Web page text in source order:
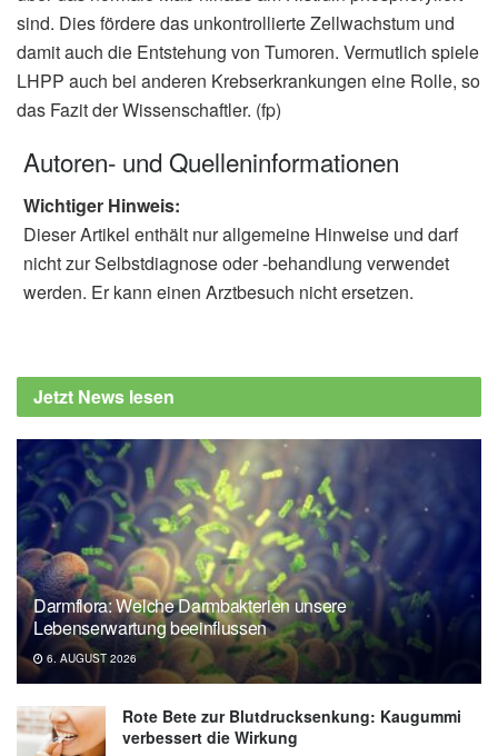
sind. Dies fördere das unkontrollierte Zellwachstum und
damit auch die Entstehung von Tumoren. Vermutlich spiele
LHPP auch bei anderen Krebserkrankungen eine Rolle, so
das Fazit der Wissenschaftler. (fp)
Autoren- und Quelleninformationen
Wichtiger Hinweis:
Dieser Artikel enthält nur allgemeine Hinweise und darf
nicht zur Selbstdiagnose oder -behandlung verwendet
werden. Er kann einen Arztbesuch nicht ersetzen.
Jetzt News lesen
Darmflora: Welche Darmbakterien unsere
Lebenserwartung beeinflussen
6. AUGUST 2026
Rote Bete zur Blutdrucksenkung: Kaugummi
verbessert die Wirkung